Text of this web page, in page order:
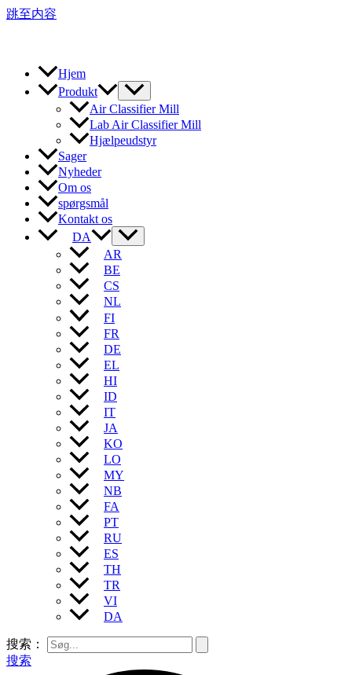
跳至内容
Hjem
Produkt
Air Classifier Mill
Lab Air Classifier Mill
Hjælpeudstyr
Sager
Nyheder
Om os
spørgsmål
Kontakt os
DA
AR
BE
CS
NL
FI
FR
DE
EL
HI
ID
IT
JA
KO
LO
MY
NB
FA
PT
RU
ES
TH
TR
VI
DA
搜索：
搜索